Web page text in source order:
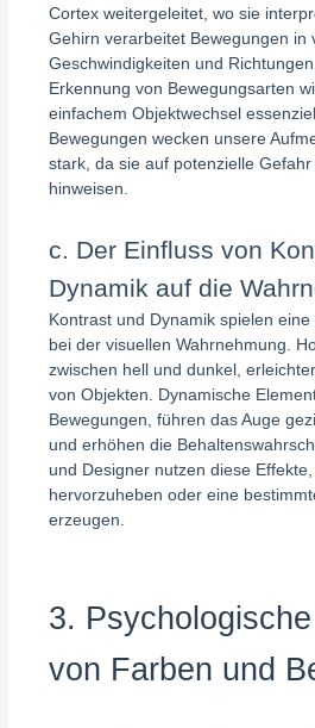
Cortex weitergeleitet, wo sie
Gehirn verarbeitet Bewegungen in
Geschwindigkeiten und
Erkennung von Bewegungsarten
einfachem Objektwechsel
Bewegungen wecken unsere
stark, da sie auf potenzielle
hinweisen.
c. Der Einfluss von
Dynamik auf die
Kontrast und Dynamik spielen
bei der visuellen Wahrnehmung.
zwischen hell und dunkel,
von Objekten. Dynamische
Bewegungen, führen das Auge
und erhöhen die
und Designer nutzen diese
hervorzuheben oder eine
erzeugen.
3.
von Farben und